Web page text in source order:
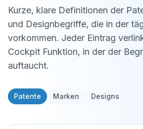
Kurze, klare Definitionen der
und Designbegriffe, die in der
vorkommen. Jeder Eintrag
Cockpit Funktion, in der der
auftaucht.
Patente Marken Designs